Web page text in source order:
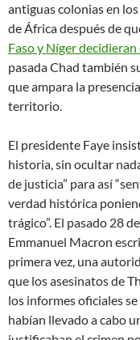
antiguas colonias en
de África después de
Faso y Níger
pasada Chad también
que ampara la
territorio.
El presidente Faye
historia, sin ocultar
de justicia” para así
verdad histórica
trágico”. El pasado 28
Emmanuel Macron
primera vez, una
que los asesinatos de
los informes oficiales
habían llevado a cabo